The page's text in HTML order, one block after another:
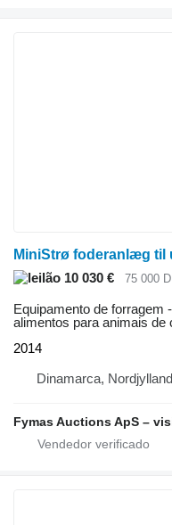
MiniStrø foderanlæg til
10 030 €
75 000
Equipamento de forragem
alimentos para animais de
2014
Dinamarca, Nordjylland